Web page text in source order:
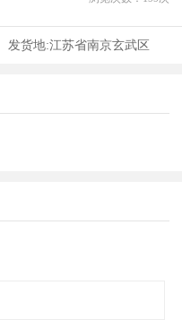
发货地:江苏省南京玄武区